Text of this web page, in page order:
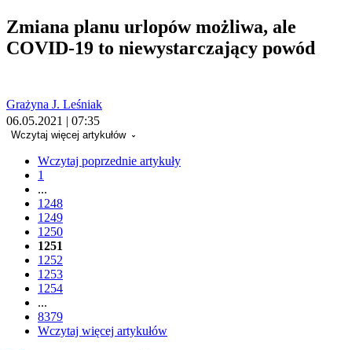
Zmiana planu urlopów możliwa, ale
COVID-19 to niewystarczający powód
Grażyna J. Leśniak
06.05.2021 | 07:35
Wczytaj więcej artykułów
Wczytaj poprzednie artykuły
1
...
1248
1249
1250
1251
1252
1253
1254
...
8379
Wczytaj więcej artykułów